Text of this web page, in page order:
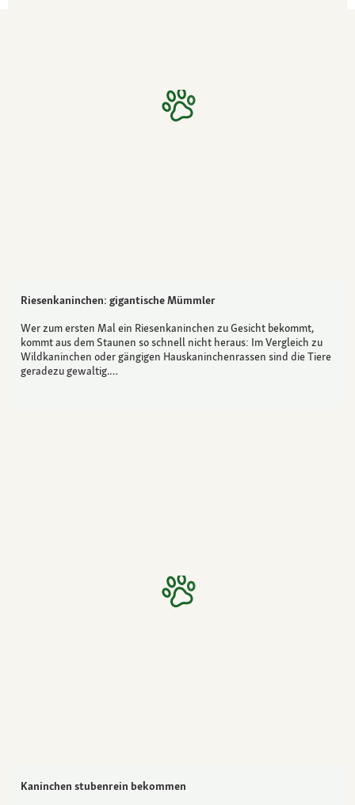
Riesenkaninchen: gigantische Mümmler
Wer zum ersten Mal ein Riesenkaninchen zu Gesicht bekommt,
kommt aus dem Staunen so schnell nicht heraus: Im Vergleich zu
Wildkaninchen oder gängigen Hauskaninchenrassen sind die Tiere
geradezu gewaltig.…
Kaninchen stubenrein bekommen